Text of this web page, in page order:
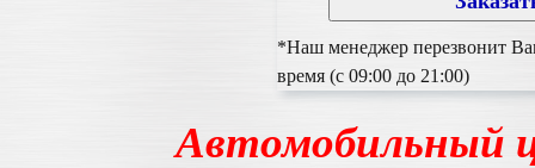
*Наш менеджер перезвонит
время (с 09:00 до 21:00)
Автомобильный